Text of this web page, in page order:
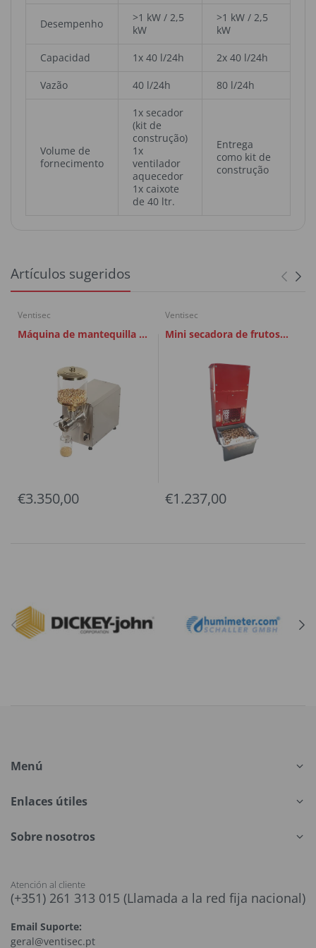
Desempenho
>1 kW / 2,5
kW
>1 kW / 2,5
kW
Capacidad 1x 40 l/24h 2x 40 l/24h
Vazão 40 l/24h 80 l/24h
Volume de
fornecimento
1x secador
(kit de
construção)
1x
ventilador
aquecedor
1x caixote
de 40 ltr.
Entrega
como kit de
construção
Artículos sugeridos
Ventisec
Máquina de mantequilla de
€3.350,00
Ventisec
Mini secadora de frutos
€1.237,00
Menú
Enlaces útiles
Sobre nosotros
Atención al cliente
(+351) 261 313 015 (Llamada a la red fija nacional)
Email Suporte:
geral@ventisec.pt